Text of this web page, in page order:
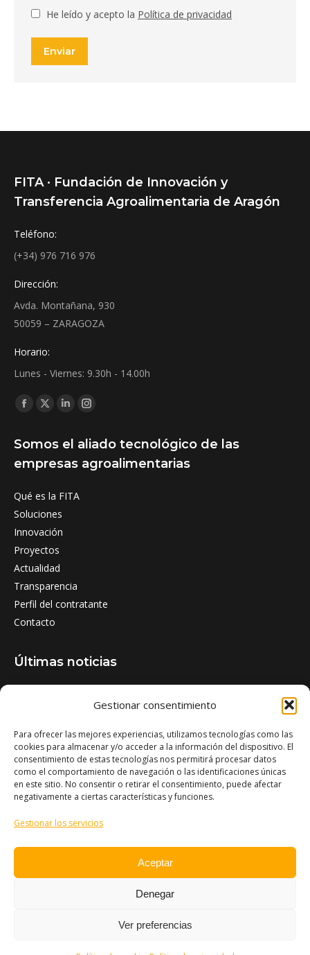
Gestionar consentimiento
Para ofrecer las mejores experiencias, utilizamos tecnologías como las
cookies para almacenar y/o acceder a la información del dispositivo. El
consentimiento de estas tecnologías nos permitirá procesar datos
como el comportamiento de navegación o las identificaciones únicas
en este sitio. No consentir o retirar el consentimiento, puede afectar
negativamente a ciertas características y funciones.
Gestionar los servicios
Aceptar
Denegar
Ver preferencias
He leído y acepto la Política de privacidad
Enviar
FITA · Fundación de Innovación y
Transferencia Agroalimentaria de Aragón
Teléfono:
(+34) 976 716 976
Dirección:
Avda. Montañana, 930
50059 – ZARAGOZA
Horario:
Lunes - Viernes: 9.30h - 14.00h
Find us on:
Facebook
opens
in
window
X
opens
in
window
Linkedin
opens
in
window
Instagram
opens
in
Somos el aliado tecnológico de las
empresas agroalimentarias
Qué es la FITA
Soluciones
Innovación
Proyectos
Actualidad
Transparencia
Perfil del contratante
Contacto
Últimas noticias
Cubiertas vegetales entre frutales: una asociación
beneficiosa
27/05/2026
bajo rendimiento
08/05/2026